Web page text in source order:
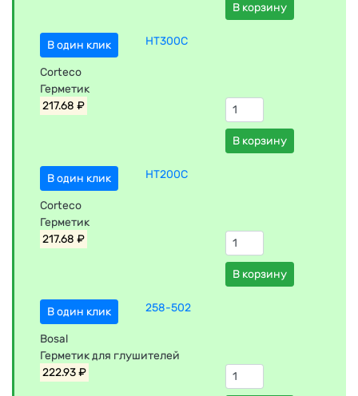
В корзину
В один клик HT300C
Corteco
Герметик
217.68 ₽
В корзину
В один клик HT200C
Corteco
Герметик
217.68 ₽
В корзину
В один клик 258-502
Bosal
Герметик для глушителей
222.93 ₽